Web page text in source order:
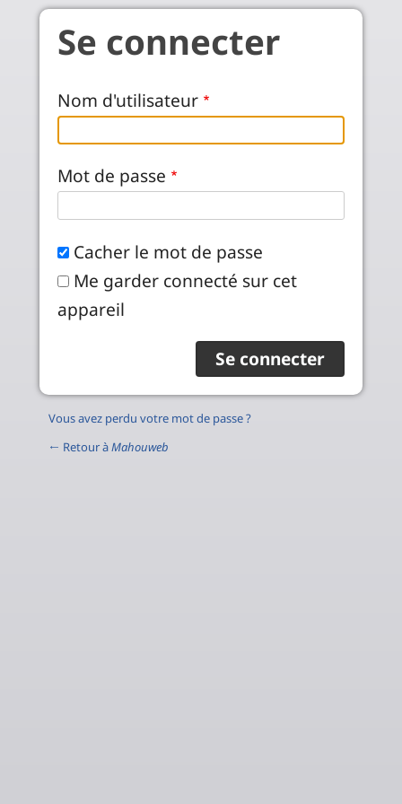
Aller au contenu principal
Se connecter
Nom d'utilisateur
Mot de passe
Cacher le mot de passe
Me garder connecté sur cet
appareil
Vous avez perdu votre mot de passe ?
← Retour àMahouweb